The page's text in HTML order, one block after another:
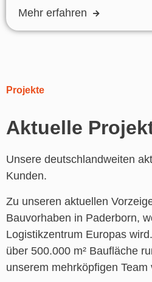
Mehr erfahren
Projekte
Aktuelle
Unsere deutschlandweiten
Kunden.
Zu unseren aktuellen
Bauvorhaben in Paderborn,
Logistikzentrum Europas
über 500.000 m² Baufläche
unserem mehrköpfigen